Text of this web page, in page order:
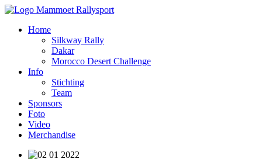
Home
Silkway Rally
Dakar
Morocco Desert Challenge
Info
Stichting
Team
Sponsors
Foto
Video
Merchandise